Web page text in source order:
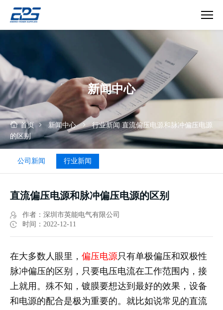
偏
电
源
和
脉
冲
压
新闻中心
首页 新闻中心 行业新闻 直流偏压电源和脉冲偏压电源
的区别
公司新闻 行业新闻
直流偏压电源和脉冲偏压电源的区别
作者：深圳市英能电气有限公司
时间：2022-12-11
在大多数人眼里， 偏压电源只有单极偏压和双极性
脉冲偏压的区别，只要电压电流在工作范围内，接
上就用。殊不知，镀膜要想达到最好的效果，设备
和电源的配合是极为重要的。就比如说常见的直流